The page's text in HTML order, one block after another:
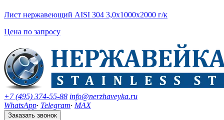
Лист нержавеющий AISI 304 3,0х1000х2000 г/к
Цена по запросу
+7 (495) 374-55-88 info@nerzhaveyka.ru
WhatsApp· Telegram· MAX
Заказать звонок